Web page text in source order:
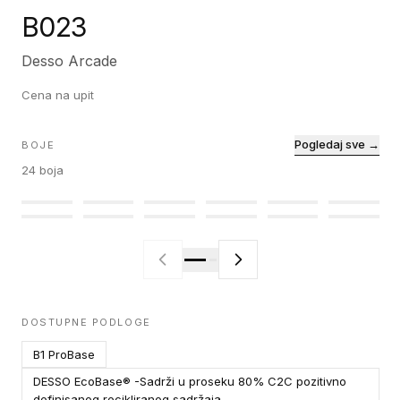
B023
Desso Arcade
Cena na upit
BOJE
24 boja
Pogledaj sve →
DOSTUPNE PODLOGE
B1 ProBase
DESSO EcoBase® -Sadrži u proseku 80% C2C pozitivno